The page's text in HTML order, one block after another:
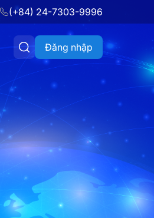
(+84) 24-7303-9996
Đăng nhập